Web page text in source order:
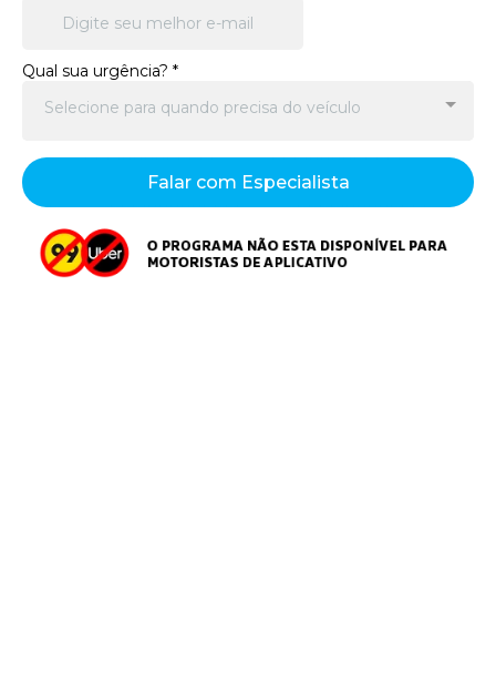
Qual sua urgência? *
Selecione para quando precisa do veículo
Falar com Especialista